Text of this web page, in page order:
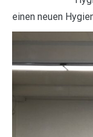
einen neuen